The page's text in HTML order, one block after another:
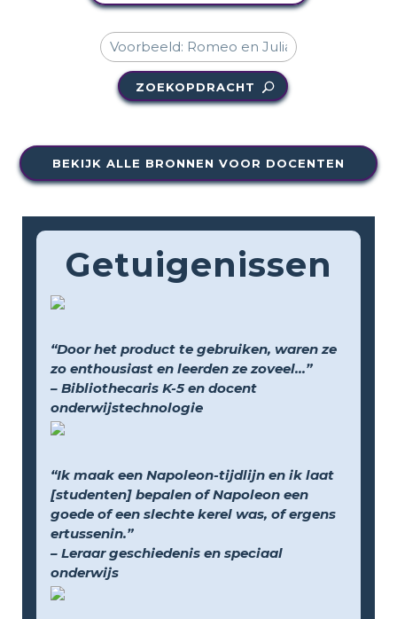
ZOEKOPDRACHT
BEKIJK ALLE BRONNEN VOOR DOCENTEN
Getuigenissen
“Door het product te gebruiken, waren ze
zo enthousiast en leerden ze zoveel...”
– Bibliothecaris K-5 en docent
onderwijstechnologie
“Ik maak een Napoleon-tijdlijn en ik laat
[studenten] bepalen of Napoleon een
goede of een slechte kerel was, of ergens
ertussenin.”
– Leraar geschiedenis en speciaal
onderwijs